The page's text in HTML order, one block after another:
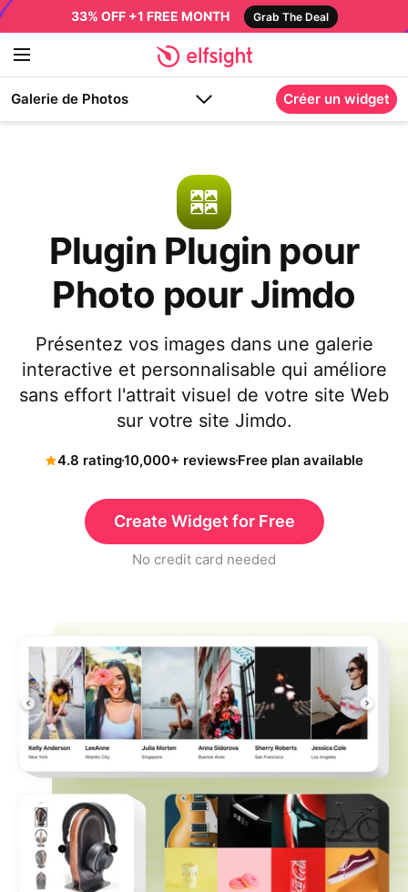
33% OFF +1 FREE MONTH Grab The Deal
Galerie de Photos Créer un widget
Plugin Plugin pour
Photo pour Jimdo
Présentez vos images dans une galerie
interactive et personnalisable qui améliore
sans effort l'attrait visuel de votre site Web
sur votre site Jimdo.
4.8 rating10,000+ reviewsFree plan available
Create Widget for Free
No credit card needed